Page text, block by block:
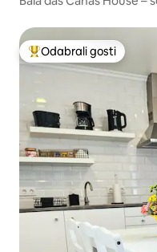
Među najviše
Odabrali gosti